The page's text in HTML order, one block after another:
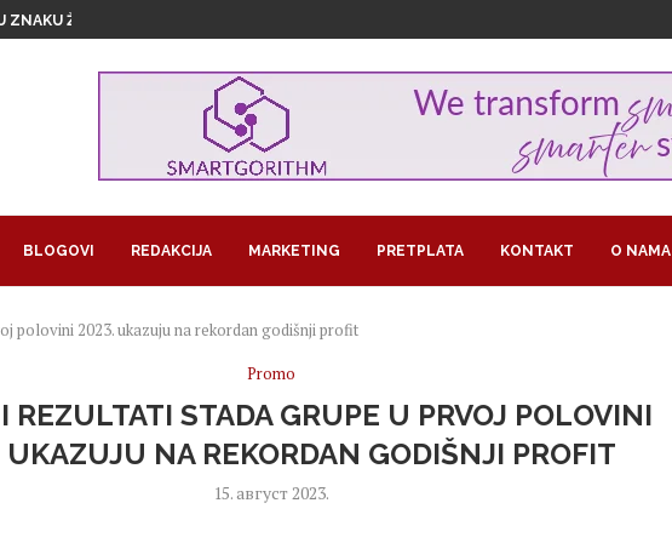
ZNAKU ŽENSKOG...
BLOGOVI REDAKCIJA MARKETING PRETPLATA KONTAKT O NAMA
polovini 2023. ukazuju na rekordan godišnji profit
Promo
REZULTATI STADA GRUPE U PRVOJ POLOVINI
NA REKORDAN GODIŠNJI PROFIT
15. август 2023.